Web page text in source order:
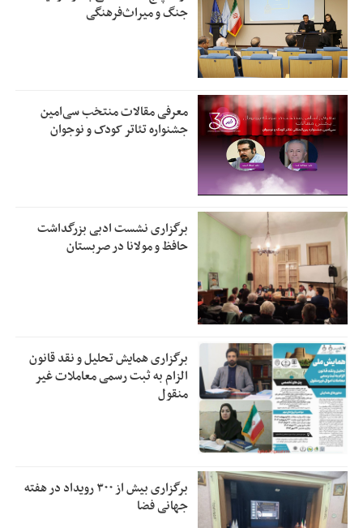
جنگ و میراث‌فرهنگی
معرفی مقالات منتخب سی‌امین
جشنواره تئاتر کودک و نوجوان
برگزاری نشست ادبی بزرگداشت
حافظ و مولانا در صربستان
برگزاری همایش تحلیل و نقد قانون
الزام به ثبت رسمی معاملات غیر
منقول
برگزاری بیش از ۳۰۰ رویداد در هفته
جهانی فضا